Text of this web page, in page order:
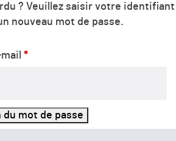
? Veuillez saisir votre
nouveau mot de passe.
*Obligatoire
mot de passe